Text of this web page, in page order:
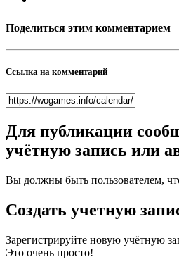
Поделиться этим комментарием
Ссылка на комментарий
Для публикации
учётную запись или
Вы должны быть пользователем,
Создать учетную
Зарегистрируйте новую учётную
Это очень просто!